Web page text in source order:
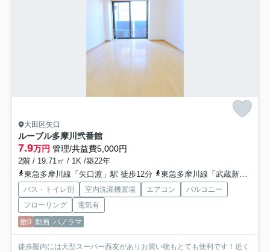
大田区矢口
ルーブル多摩川弐番館
7.9万円 管理/共益費5,000円
2階 / 19.71㎡ / 1K /築22年
東急多摩川線「矢口渡」駅 徒歩12分
東急多摩川線「武蔵新田」駅 徒歩15分
バス・トイレ別 室内洗濯機置場 エアコン
バルコニー
フローリング
電気有
敷0 動画 パノラマ
徒歩圏内には大型スーパー西友がありお買い物もとても便利です！近く